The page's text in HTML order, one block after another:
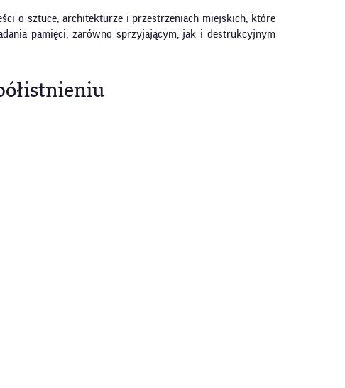
o sztuce, architekturze i przestrzeniach miejskich, które
pamięci, zarówno sprzyjającym, jak i destrukcyjnym